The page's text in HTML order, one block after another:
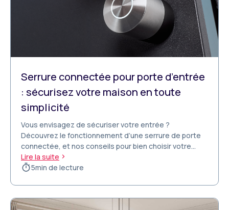
Serrure connectée pour porte d’entrée
: sécurisez votre maison en toute
simplicité
Vous envisagez de sécuriser votre entrée ?
Découvrez le fonctionnement d’une serrure de porte
connectée, et nos conseils pour bien choisir votre
équipement.
Lire la suite
5min de lecture